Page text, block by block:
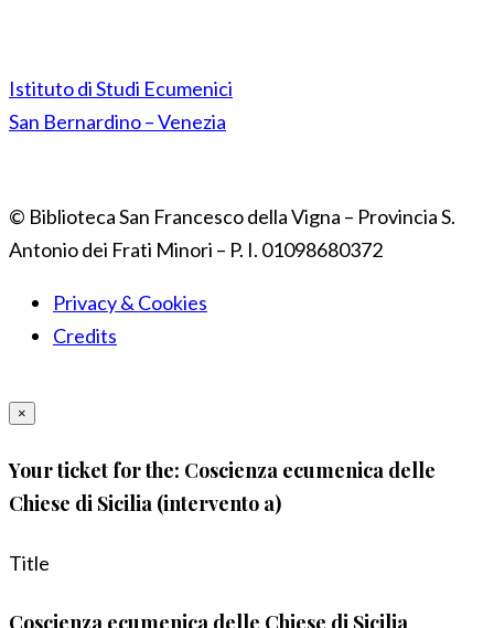
Istituto di Studi Ecumenici
San Bernardino – Venezia
© Biblioteca San Francesco della Vigna – Provincia S.
Antonio dei Frati Minori – P. I. 01098680372
Privacy & Cookies
Credits
×
Your ticket for the: Coscienza ecumenica delle
Chiese di Sicilia (intervento a)
Title
Coscienza ecumenica delle Chiese di Sicilia